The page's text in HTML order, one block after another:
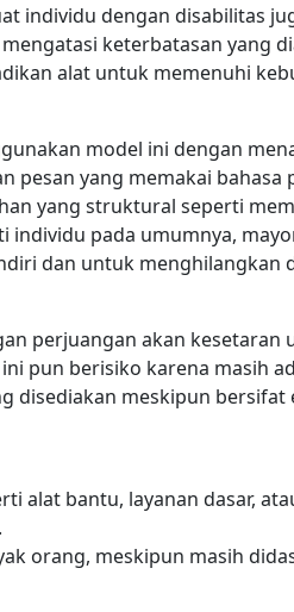
individu dengan disabilitas
keterbatasan yang
alat untuk memenuhi
model ini dengan
pesan yang memakai bahasa
yang struktural seperti
pada umumnya,
dan untuk menghilangkan
perjuangan akan kesetaran
pun berisiko karena masih
disediakan meskipun bersifat
alat bantu, layanan dasar,
orang, meskipun masih